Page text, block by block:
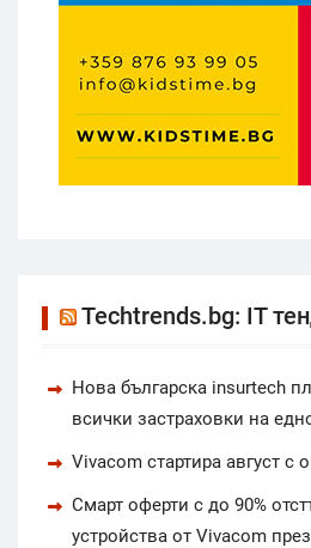
Techtrends.bg: IT
Нова българска insurtech
всички застраховки на
Vivacom стартира август с
Смарт оферти с до 90%
устройства от Vivacom